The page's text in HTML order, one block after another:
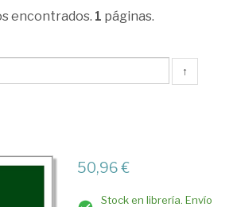
encontrados. 1 páginas.
↑
50,96 €
Stock en librería. Envío